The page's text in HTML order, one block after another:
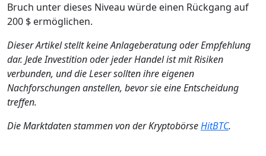
Bruch unter dieses Niveau würde einen Rückgang auf
200 $ ermöglichen.
Dieser Artikel stellt keine Anlageberatung oder Empfehlung
dar. Jede Investition oder jeder Handel ist mit Risiken
verbunden, und die Leser sollten ihre eigenen
Nachforschungen anstellen, bevor sie eine Entscheidung
treffen.
Die Marktdaten stammen von der KryptobörseHitBTC.